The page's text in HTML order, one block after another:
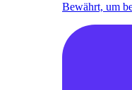
Bewährt, um